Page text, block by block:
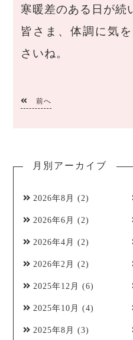
寒暖差のある日が続
皆さま、体調に気
さいね。
前へ
月別アーカイブ
2026年8月 (2)
2026年6月 (2)
2026年4月 (2)
2026年2月 (2)
2025年12月 (6)
2025年10月 (4)
2025年8月 (3)